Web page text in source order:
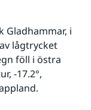
Gladhammar, i
lågtrycket
föll i östra
-17.2°,